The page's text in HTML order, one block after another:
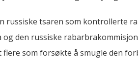
russiske tsaren som kontrollerte
og den russiske
som forsøkte å smugle den